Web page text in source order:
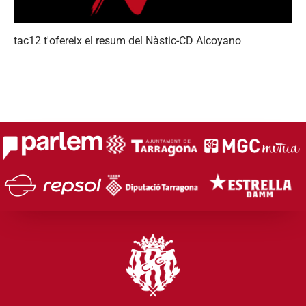
tac12 t'ofereix el resum del Nàstic-CD Alcoyano